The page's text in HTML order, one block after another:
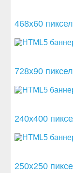
468x60
728x90
240x400
250x250